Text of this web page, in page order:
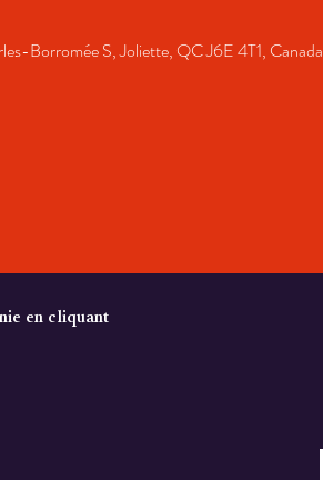
Borromée S, Joliette, QC J6E 4T1, Canada
en cliquant